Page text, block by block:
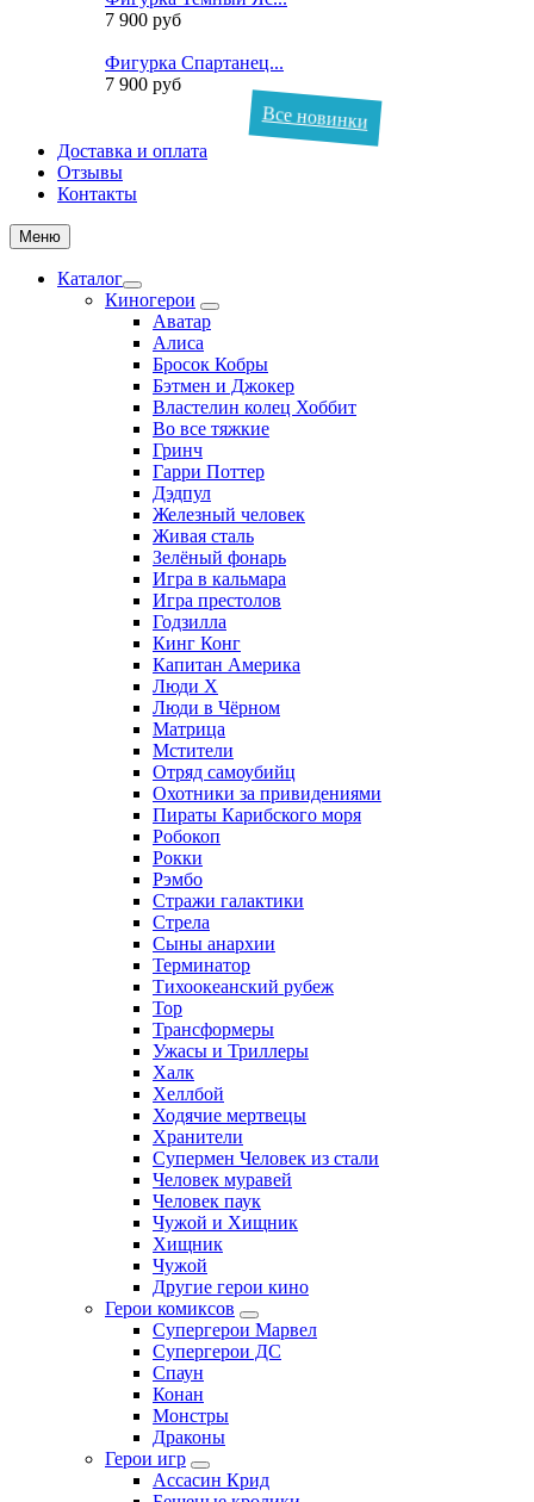
7 900 руб
Фигурка Спартанец...
7 900 руб
Все новинки
Доставка и оплата
Отзывы
Контакты
Меню
Каталог
Киногерои
Аватар
Алиса
Бросок Кобры
Бэтмен и Джокер
Властелин колец Хоббит
Во все тяжкие
Гринч
Гарри Поттер
Дэдпул
Железный человек
Живая сталь
Зелёный фонарь
Игра в кальмара
Игра престолов
Годзилла
Кинг Конг
Капитан Америка
Люди X
Люди в Чёрном
Матрица
Мстители
Отряд самоубийц
Охотники за привидениями
Пираты Карибского моря
Робокоп
Рокки
Рэмбо
Стражи галактики
Стрела
Сыны анархии
Терминатор
Тихоокеанский рубеж
Тор
Трансформеры
Ужасы и Триллеры
Халк
Хеллбой
Ходячие мертвецы
Хранители
Супермен Человек из стали
Человек муравей
Человек паук
Чужой и Хищник
Хищник
Чужой
Другие герои кино
Герои комиксов
Супергерои Марвел
Супергерои ДС
Спаун
Конан
Монстры
Драконы
Герои игр
Ассасин Крид